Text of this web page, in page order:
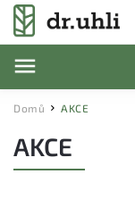
Domů / AKCE
AKCE